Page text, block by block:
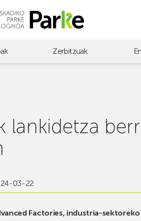
Zerbitzuak
lankidetza
03-22
Factories, industria-